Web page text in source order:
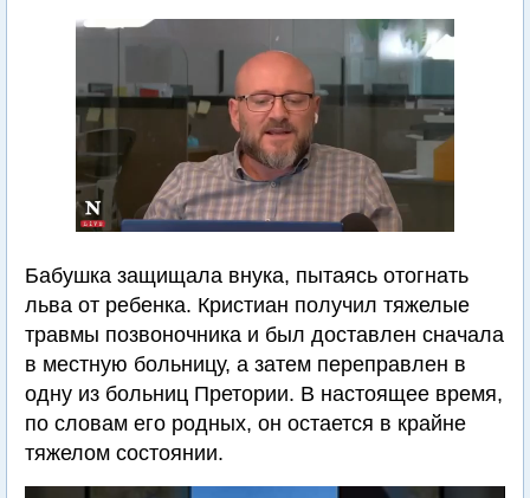
Бабушка защищала внука, пытаясь отогнать
льва от ребенка. Кристиан получил тяжелые
травмы позвоночника и был доставлен сначала
в местную больницу, а затем переправлен в
одну из больниц Претории. В настоящее время,
по словам его родных, он остается в крайне
тяжелом состоянии.